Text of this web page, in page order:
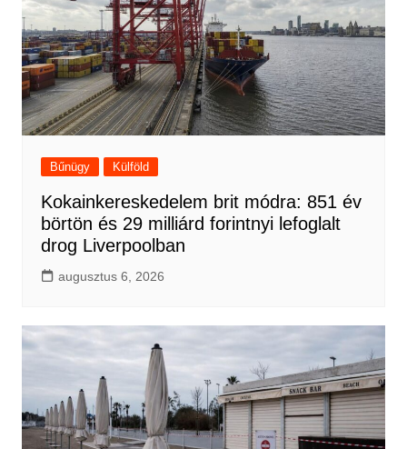
Bűnügy Külföld
Kokainkereskedelem brit módra: 851 év
börtön és 29 milliárd forintnyi lefoglalt
drog Liverpoolban
augusztus 6, 2026